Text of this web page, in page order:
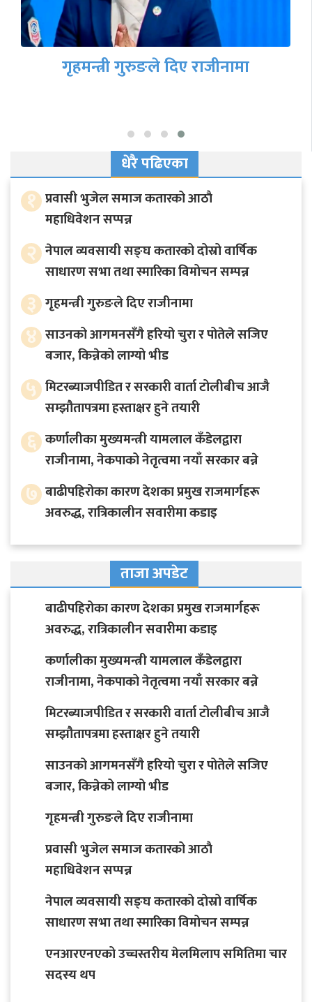
गृहमन्त्री गुरुङले दिए राजीनामा
धेरै पढिएका
१ प्रवासी भुजेल समाज कतारको आठाै
महाधिवेशन सप्पन्न
२ नेपाल व्यवसायी सङ्घ कतारको दोस्रो वार्षिक
साधारण सभा तथा स्मारिका विमोचन सम्पन्न
३ गृहमन्त्री गुरुङले दिए राजीनामा
४ साउनको आगमनसँगै हरियो चुरा र पोतेले सजिए
बजार, किन्नेको लाग्यो भीड
५ मिटरब्याजपीडित र सरकारी वार्ता टोलीबीच आजै
सम्झौतापत्रमा हस्ताक्षर हुने तयारी
६ कर्णालीका मुख्यमन्त्री यामलाल कँडेलद्वारा
राजीनामा, नेकपाको नेतृत्वमा नयाँ सरकार बन्ने
७ बाढीपहिरोका कारण देशका प्रमुख राजमार्गहरू
अवरुद्ध, रात्रिकालीन सवारीमा कडाइ
ताजा अपडेट
बाढीपहिरोका कारण देशका प्रमुख राजमार्गहरू
अवरुद्ध, रात्रिकालीन सवारीमा कडाइ
कर्णालीका मुख्यमन्त्री यामलाल कँडेलद्वारा
राजीनामा, नेकपाको नेतृत्वमा नयाँ सरकार बन्ने
मिटरब्याजपीडित र सरकारी वार्ता टोलीबीच आजै
सम्झौतापत्रमा हस्ताक्षर हुने तयारी
साउनको आगमनसँगै हरियो चुरा र पोतेले सजिए
बजार, किन्नेको लाग्यो भीड
गृहमन्त्री गुरुङले दिए राजीनामा
प्रवासी भुजेल समाज कतारको आठाै
महाधिवेशन सप्पन्न
नेपाल व्यवसायी सङ्घ कतारको दोस्रो वार्षिक
साधारण सभा तथा स्मारिका विमोचन सम्पन्न
एनआरएनएको उच्चस्तरीय मेलमिलाप समितिमा चार
सदस्य थप